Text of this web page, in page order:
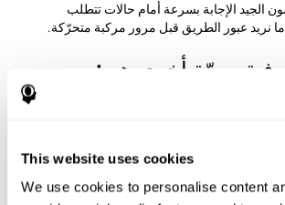
This website uses cookies
We use cookies to personalise content
الجيد الإجابة بسرعة أمام حالات تتطلب
نريد عبور الطريق قبل مرور مركبة متحرّكة.
مهمّة أخرى هي:
في الشاشة إن لم نكشف حضور قنبلة،
بممارسة اللعبة العقلية هذه نقوّي الانتباه
القدرة المعرفية في الفعالية عند الحالات